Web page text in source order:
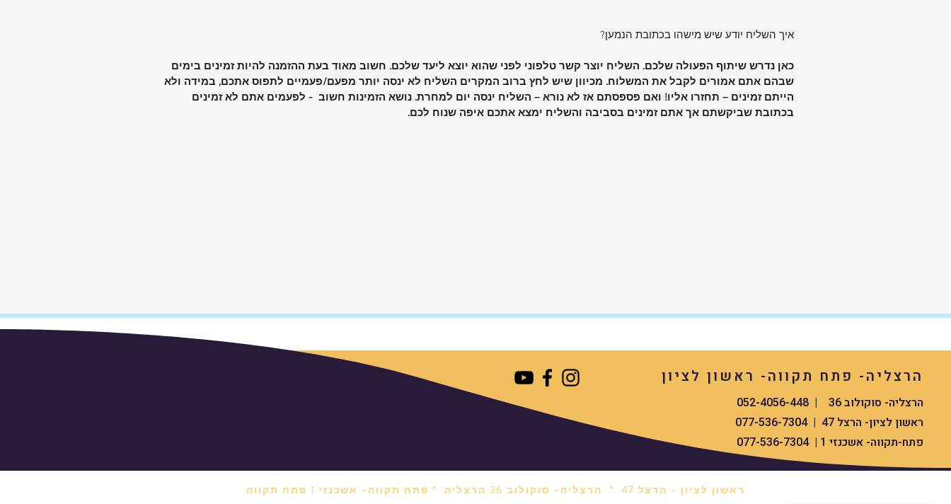
איך השליח יודע שיש מישהו בכתובת הנמען?
כאן נדרש שיתוף הפעולה שלכם. השליח יוצר קשר טלפוני לפני שהוא יוצא ליעד שלכם. חשוב מאוד בעת ההזמנה להיות זמינים בימים
שבהם אתם אמורים לקבל את המשלוח. מכיוון שיש לחץ ברוב המקרים השליח לא ינסה יותר מפעם/פעמיים לתפוס אתכם, במידה ולא
הייתם זמינים – תחזרו אליו! ואם פספסתם אז לא נורא – השליח ינסה יום למחרת. נושא הזמינות חשוב - לפעמים אתם לא זמינים
בכתובת שביקשתם אך אתם זמינים בסביבה והשליח ימצא אתכם איפה שנוח לכם.
הרצליה- פתח תקווה- ראשון לציון
הרצליה- סוקולוב 36 | 052-4056-448
ראשון לציון- הרצל 47 | 077-536-7304
פתח-תקווה- אשכנזי 1 | 077-536-7304
ראשון לציון - הרצל 47 * הרצליה- סוקולוב 36 הרצליה * פתח תקווה- אשכנזי 1 פתח תקווה